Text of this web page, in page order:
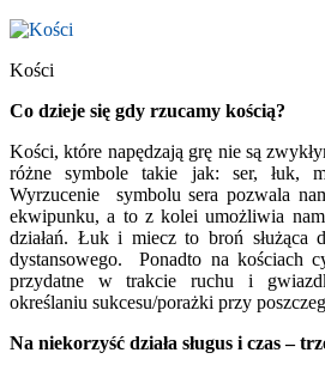
Kości
Co dzieje się gdy rzucamy kością?
Kości, które napędzają grę nie są
różne symbole takie jak: ser, łuk,
Wyrzucenie symbolu sera pozwala
ekwipunku, a to z kolei umożliwia
działań. Łuk i miecz to broń służąca
dystansowego. Ponadto na kościach
przydatne w trakcie ruchu i
określaniu sukcesu/porażki przy
Na niekorzyść działa sługus i czas –